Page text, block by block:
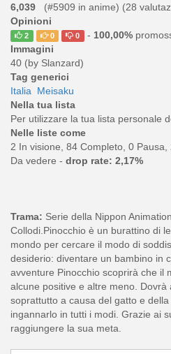
6,039
(#5909 in anime) (28
Opinioni
2 0 0 - 100,00%
Immagini
40 (by Slanzard)
Tag generici
Italia Meisaku
Nella tua lista
Per utilizzare la tua lista personale
Nelle liste come
2 In visione, 84 Completo, 0
Da vedere - drop rate: 2,17%
Trama: Serie della Nippon
Collodi.Pinocchio è un burattino di
mondo per cercare il modo di
desiderio: diventare un bambino in
avventure Pinocchio scoprirà che il
alcune positive e altre meno.
soprattutto a causa del gatto e
ingannarlo in tutti i modi. Grazie ai
raggiungere la sua meta.